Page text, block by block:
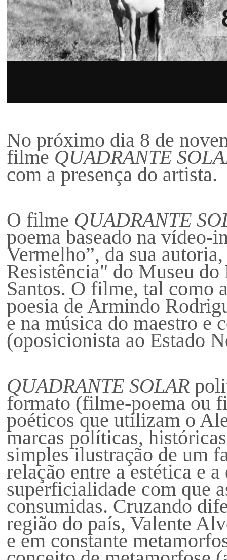
No próximo dia 8 de
filme QUADRANTE
com a presença do artista.
O filme QUADRANTE
poema baseado na vídeo-
Vermelho”, da sua
Resistência" do Museu
Santos. O filme, tal como
poesia de Armindo
e na música do maestro e
(oposicionista ao Estado
QUADRANTE SOLAR
formato (filme-poema ou
poéticos que utilizam o
marcas políticas,
simples ilustração de um
relação entre a estética e
superficialidade com que
consumidas. Cruzando
região do país, Valente
e em constante